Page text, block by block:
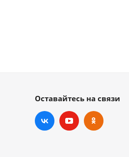
Оставайтесь на связи